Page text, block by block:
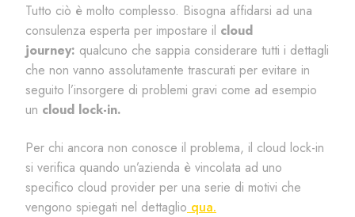
Tutto ciò è molto complesso. Bisogna affidarsi ad una
consulenza esperta per impostare il cloud
journey: qualcuno che sappia considerare tutti i dettagli
che non vanno assolutamente trascurati per evitare in
seguito l’insorgere di problemi gravi come ad esempio
un cloud lock-in.
Per chi ancora non conosce il problema, il cloud lock-in
si verifica quando un’azienda è vincolata ad uno
specifico cloud provider per una serie di motivi che
vengono spiegati nel dettaglio qua.